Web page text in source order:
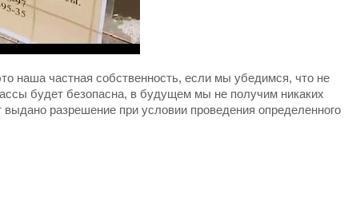
наша частная собственность, если мы убедимся, что не
будет безопасна, в будущем мы не получим никаких
разрешение при условии проведения определенного